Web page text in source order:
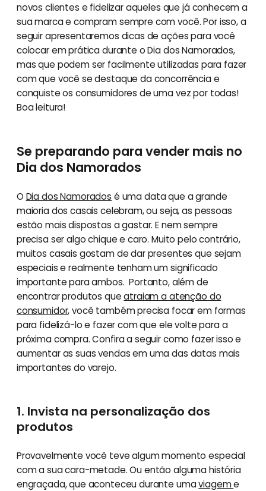
novos clientes e fidelizar aqueles que já conhecem a
sua marca e compram sempre com você. Por isso, a
seguir apresentaremos dicas de ações para você
colocar em prática durante o Dia dos Namorados,
mas que podem ser facilmente utilizadas para fazer
com que você se destaque da concorrência e
conquiste os consumidores de uma vez por todas!
Boa leitura!
Se preparando para vender mais no
Dia dos Namorados
O Dia dos Namorados é uma data que a grande
maioria dos casais celebram, ou seja, as pessoas
estão mais dispostas a gastar. E nem sempre
precisa ser algo chique e caro. Muito pelo contrário,
muitos casais gostam de dar presentes que sejam
especiais e realmente tenham um significado
importante para ambos. Portanto, além de
encontrar produtos queatraiam a atenção do
consumidor, você também precisa focar em formas
para fidelizá-lo e fazer com que ele volte para a
próxima compra. Confira a seguir como fazer isso e
aumentar as suas vendas em uma das datas mais
importantes do varejo.
1. Invista na personalização dos
produtos
Provavelmente você teve algum momento especial
com a sua cara-metade. Ou então alguma história
engraçada, que aconteceu durante umaviageme